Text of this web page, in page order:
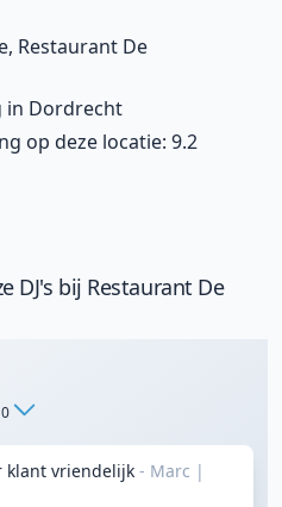
Restaurant De
in Dordrecht
op deze locatie: 9.2
DJ's bij Restaurant De
klant vriendelijk - Marc |